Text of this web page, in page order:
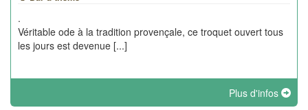
.
Véritable ode à la tradition provençale, ce troquet ouvert tous
les jours est devenue [...]
Plus d'infos